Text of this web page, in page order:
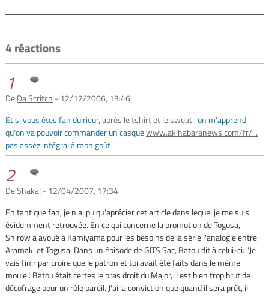
4 réactions
1
DeDa Scritch - 12/12/2006, 13:46
Et si vous êtes fan du rieur,après le tshirt et le sweat, on m'apprend
qu'on va pouvoir commander un casquewww.akihabaranews.com/fr/...
pas assez intégral à mon goût
2
De Shakal - 12/04/2007, 17:34
En tant que fan, je n'ai pu qu'aprécier cet article dans lequel je me suis
évidemment retrouvée. En ce qui concerne la promotion de Togusa,
Shirow a avoué à Kamiyama pour les besoins de la série l'analogie entre
Aramaki et Togusa. Dans un épisode de GITS Sac, Batou dit à celui-ci: "Je
vais finir par croire que le patron et toi avait été faits dans le même
moule". Batou était certes le bras droit du Major, il est bien trop brut de
décofrage pour un rôle pareil. J'ai la conviction que quand il sera prêt, il